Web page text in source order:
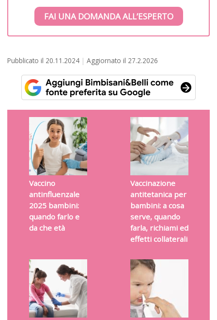
FAI UNA DOMANDA ALL’ESPERTO
Pubblicato il 20.11.2024 Aggiornato il 27.2.2026
Vaccino
antinfluenzale
2025 bambini:
quando farlo e
da che età
Vaccinazione
antitetanica per
bambini: a cosa
serve, quando
farla, richiami ed
effetti collaterali